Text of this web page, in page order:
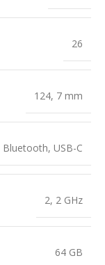
26
124, 7 mm
Bluetooth, USB-C
2, 2 GHz
64 GB